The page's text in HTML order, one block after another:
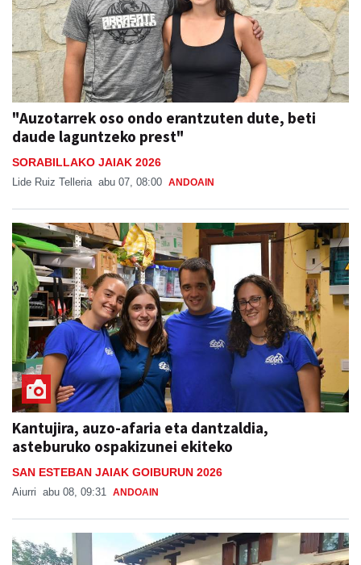
"Auzotarrek oso ondo erantzuten dute, beti
daude laguntzeko prest"
SORABILLAKO JAIAK 2026
Lide Ruiz Telleria abu 07, 08:00 ANDOAIN
Kantujira, auzo-afaria eta dantzaldia,
asteburuko ospakizunei ekiteko
SAN ESTEBAN JAIAK GOIBURUN 2026
Aiurri abu 08, 09:31 ANDOAIN